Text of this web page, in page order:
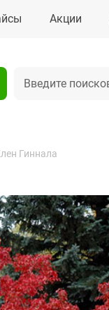
Акции
Гиннала